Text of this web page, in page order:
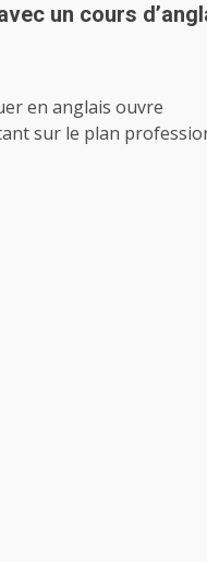
un cours
en anglais ouvre
sur le plan